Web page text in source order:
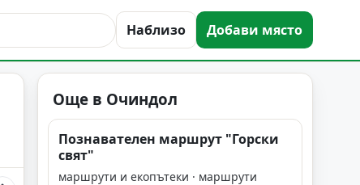
Наблизо Добави място
Още в Очиндол
Познавателен маршрут "Горски
свят"
маршрути и екопътеки · маршрути